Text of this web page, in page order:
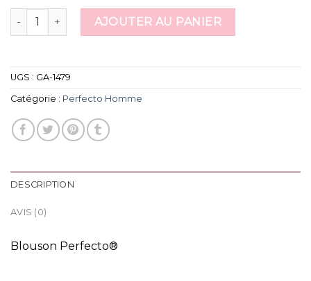
quantité de perfecto hommeAJOUTER AU PANIER
UGS : GA-1479
Catégorie : Perfecto Homme
DESCRIPTION
AVIS (0)
Blouson Perfecto®